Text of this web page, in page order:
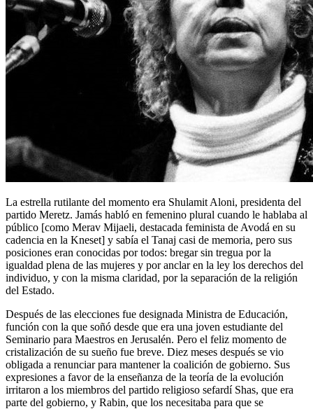
La estrella rutilante del momento era Shulamit Aloni, presidenta del
partido Meretz. Jamás habló en femenino plural cuando le hablaba al
público [como Merav Mijaeli, destacada feminista de Avodá en su
cadencia en la Kneset] y sabía el Tanaj casi de memoria, pero sus
posiciones eran conocidas por todos: bregar sin tregua por la
igualdad plena de las mujeres y por anclar en la ley los derechos del
individuo, y con la misma claridad, por la separación de la religión
del Estado.
Después de las elecciones fue designada Ministra de Educación,
función con la que soñó desde que era una joven estudiante del
Seminario para Maestros en Jerusalén. Pero el feliz momento de
cristalización de su sueño fue breve. Diez meses después se vio
obligada a renunciar para mantener la coalición de gobierno. Sus
expresiones a favor de la enseñanza de la teoría de la evolución
irritaron a los miembros del partido religioso sefardí Shas, que era
parte del gobierno, y Rabin, que los necesitaba para que se